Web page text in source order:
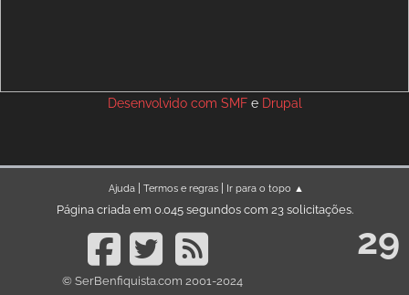
Desenvolvido com SMFe Drupal
Ajuda| Termos e regras| Ir para o topo ▲
Página criada em 0.045 segundos com 23 solicitações.
© SerBenfiquista.com 2001-2024
29